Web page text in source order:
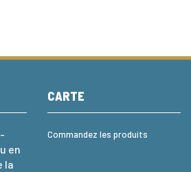
en
la
CARTE
Commandez les produits